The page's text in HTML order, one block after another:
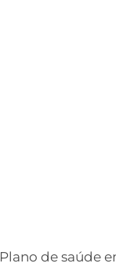
Plano de saúde